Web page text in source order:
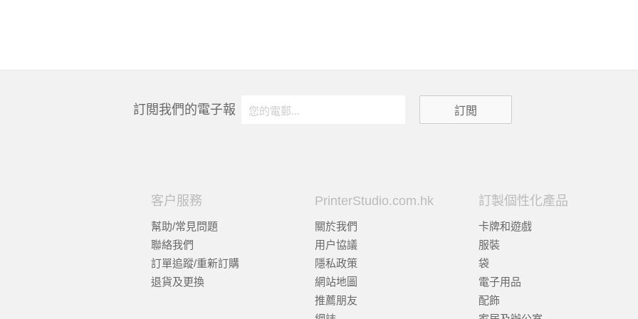
訂閲我們的電子報
客户服務
幫助/常見問題
聯絡我們
訂單追蹤/重新訂購
退貨及更換
PrinterStudio.com.hk
關於我們
用户協議
隱私政策
網站地圖
推薦朋友
訂製個性化產品
卡牌和遊戲
服裝
袋
電子用品
配飾